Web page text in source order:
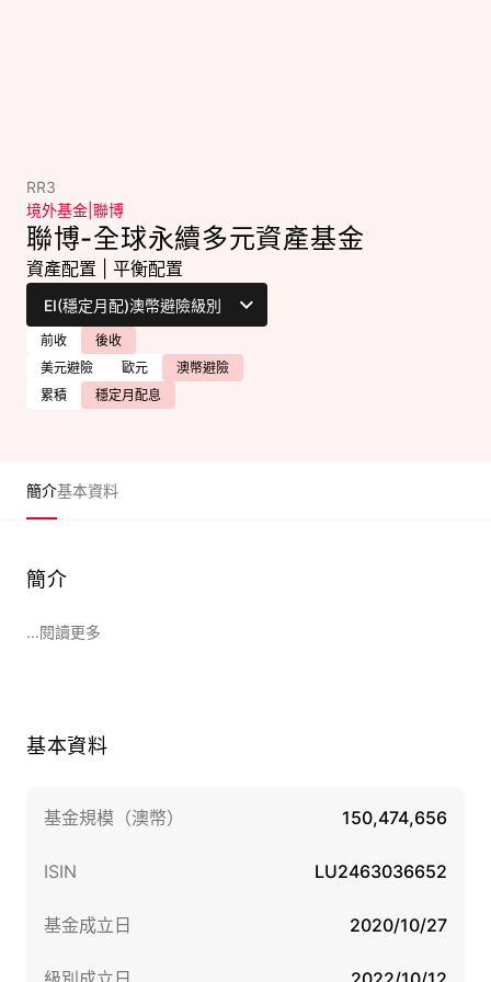
RR3
境外基金 聯博
聯博-全球永續多元資產基金
資產配置 平衡配置
前收
後收
美元避險
歐元
澳幣避險
累積
穩定月配息
簡介基本資料
簡介
...閱讀更多
基本資料
基金規模（澳幣） 150,474,656
ISIN LU2463036652
基金成立日 2020/10/27